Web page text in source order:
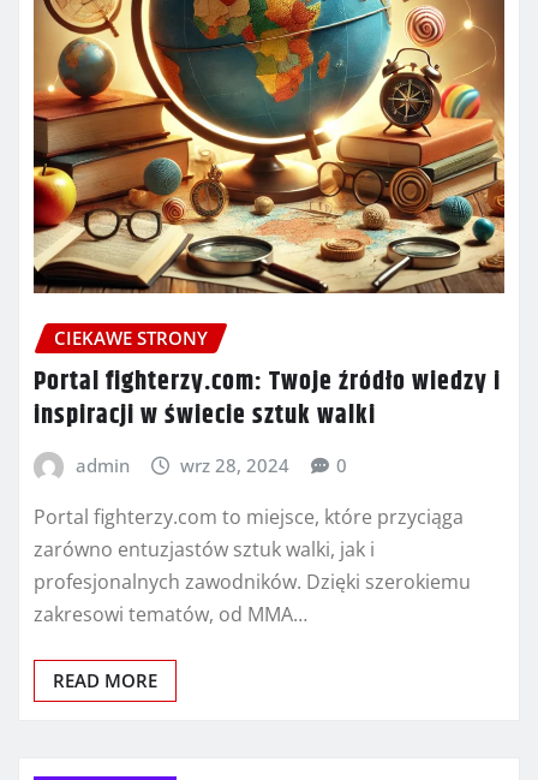
CIEKAWE STRONY
Portal fighterzy.com: Twoje źródło wiedzy i
inspiracji w świecie sztuk walki
admin wrz 28, 2024 0
Portal fighterzy.com to miejsce, które przyciąga
zarówno entuzjastów sztuk walki, jak i
profesjonalnych zawodników. Dzięki szerokiemu
zakresowi tematów, od MMA…
READ MORE